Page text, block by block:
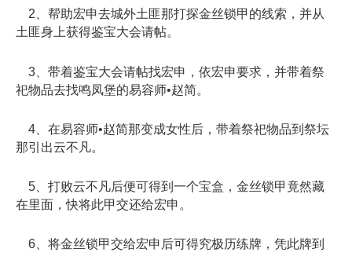
2、帮助宏申去城外土匪那打探金丝锁甲的线索，并从
土匪身上获得鉴宝大会请帖。
3、带着鉴宝大会请帖找宏申，依宏申要求，并带着祭
祀物品去找鸣凤堡的易容师•赵简。
4、在易容师•赵简那变成女性后，带着祭祀物品到祭坛
那引出云不凡。
5、打败云不凡后便可得到一个宝盒，金丝锁甲竟然藏
在里面，快将此甲交还给宏申。
6、将金丝锁甲交给宏申后可得究极历练牌，凭此牌到